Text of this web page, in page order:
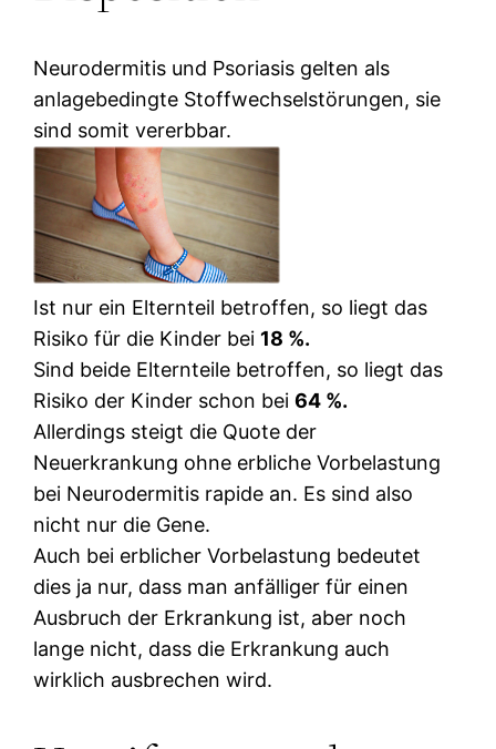
Neurodermitis und Psoriasis gelten als
anlagebedingte Stoffwechselstörungen, sie
sind somit vererbbar.
Ist nur ein Elternteil betroffen, so liegt das
Risiko für die Kinder bei 18 %.
Sind beide Elternteile betroffen, so liegt das
Risiko der Kinder schon bei64 %.
Allerdings steigt die Quote der
Neuerkrankung ohne erbliche Vorbelastung
bei Neurodermitis rapide an. Es sind also
nicht nur die Gene.
Auch bei erblicher Vorbelastung bedeutet
dies ja nur, dass man anfälliger für einen
Ausbruch der Erkrankung ist, aber noch
lange nicht, dass die Erkrankung auch
wirklich ausbrechen wird.